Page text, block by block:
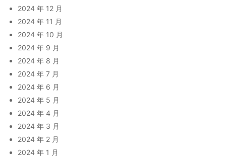
2024 年 12 月
2024 年 11 月
2024 年 10 月
2024 年 9 月
2024 年 8 月
2024 年 7 月
2024 年 6 月
2024 年 5 月
2024 年 4 月
2024 年 3 月
2024 年 2 月
2024 年 1 月